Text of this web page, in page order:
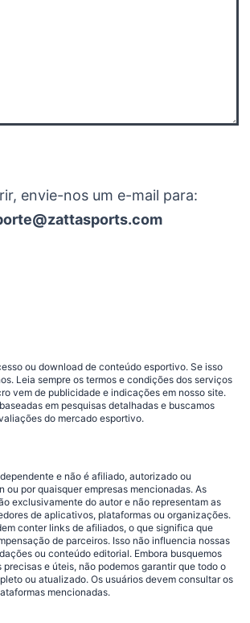
envie-nos um e-mail para:
ou download de conteúdo esportivo. Se isso
Leia sempre os termos e condições dos serviços
vem de publicidade e indicações em nosso site.
em pesquisas detalhadas e buscamos
do mercado esportivo.
e não é afiliado, autorizado ou
ou por quaisquer empresas mencionadas. As
exclusivamente do autor e não representam as
de aplicativos, plataformas ou organizações.
conter links de afiliados, o que significa que
de parceiros. Isso não influencia nossas
ou conteúdo editorial. Embora busquemos
e úteis, não podemos garantir que todo o
ou atualizado. Os usuários devem consultar os
mencionadas.